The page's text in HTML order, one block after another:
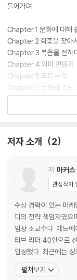
들어가며
Chapter 1 문화에 대해
Chapter 2 회중을 찾아
Chapter 3 복음을 전하
Chapter 4 의미 만들기
Chapter 5 코드 누락
Chapter 6 문화의 속도
Chapter 7 문화적 산물
저자 소개 2
저 마커
관심작가
수상 경력이 있는 마
디의 전략 책임자였으
임상 조교수다. 애드
티브 리더 40인으로
입성했다. 최근에는
가능성이 가장 높은
년 레이더 목록에 포함
펼쳐보기